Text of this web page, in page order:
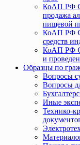
КоАП РФ
продажа
пищевой
КоАП РФ
средств
КоАП РФ
и
Образцы по
Вопросы
Вопросы
Иные
Технико-